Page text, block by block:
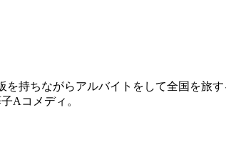
を持ちながらアルバイトをして全国を
Aコメディ。